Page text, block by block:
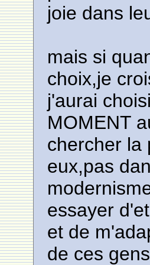
joie dans
mais si
choix,je
j'aurai
MOMENT
chercher la
eux,pas
essayer
et de
de ces